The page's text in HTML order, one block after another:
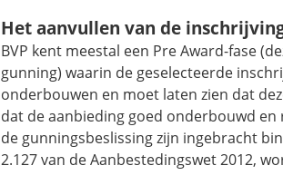
Het aanvullen van de
BVP kent meestal een Pre Award-fase
gunning) waarin de geselecteerde
onderbouwen en moet laten zien dat
dat de aanbieding goed onderbouwd en
de gunningsbeslissing zijn ingebracht
2.127 van de Aanbestedingswet 2012,